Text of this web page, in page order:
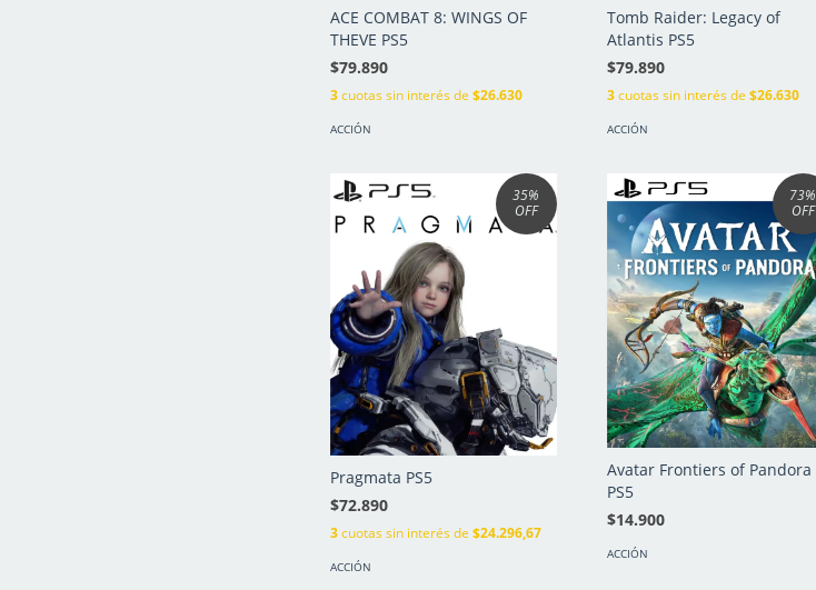
ACE COMBAT 8: WINGS OF
THEVE PS5
$79.890
3cuotas sin interés de $26.630
ACCIÓN
Tomb Raider: Legacy of
Atlantis PS5
$79.890
3cuotas sin interés de $26.630
ACCIÓN
35%
OFF
Pragmata PS5
$72.890
3cuotas sin interés de $24.296,67
ACCIÓN
73%
OFF
Avatar Frontiers of Pandora
PS5
$14.900
ACCIÓN